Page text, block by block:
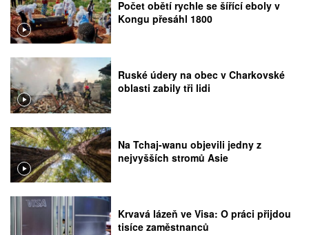
Počet obětí rychle se šířící eboly v
Kongu přesáhl 1800
Ruské údery na obec v Charkovské
oblasti zabily tři lidi
Na Tchaj-wanu objevili jedny z
nejvyšších stromů Asie
Krvavá lázeň ve Visa: O práci přijdou
tisíce zaměstnanců